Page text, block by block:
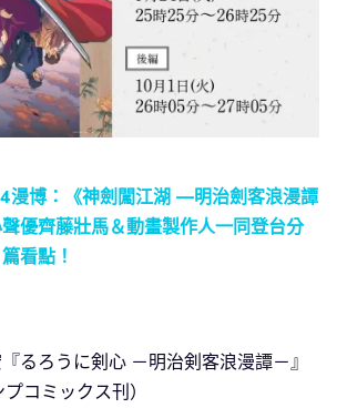
漫博：《神劍闖江湖 —明治劍客浪漫譚
優齊藤壯馬＆動畫製作人一同登台分
看點！
るろうに剣心 －明治剣客浪漫譚－』
プコミックス刊）